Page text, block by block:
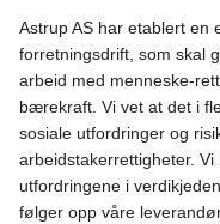
Astrup AS har etablert en
forretningsdrift, som skal
arbeid med menneske-
bærekraft. Vi vet at det i
sosiale utfordringer og
arbeidstakerrettigheter.
utfordringene i
følger opp våre